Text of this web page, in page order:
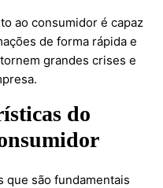
ao consumidor é capaz
de forma rápida e
grandes crises e
do
que são fundamentais